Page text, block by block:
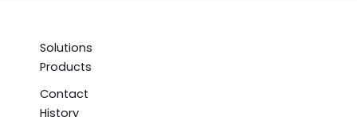
Solutions
Products
Contact
History